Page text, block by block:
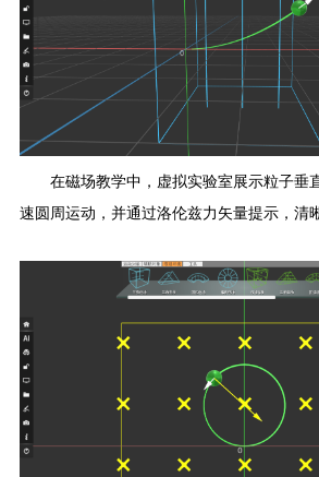
在磁场教学中，虚拟实验室展示粒子垂
速圆周运动，并通过洛伦兹力矢量提示，清